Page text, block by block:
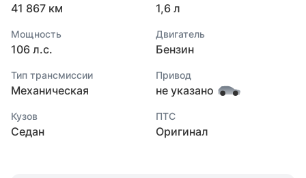
41 867 км 1,6 л
Мощность
106 л.с.
Двигатель
Бензин
Тип трансмиссии
Механическая
Привод
не указано
Кузов
Седан
ПТС
Оригинал